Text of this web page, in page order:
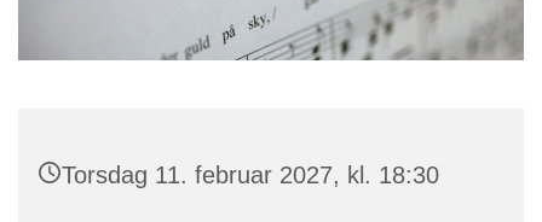
Torsdag 11. februar 2027, kl. 18:30